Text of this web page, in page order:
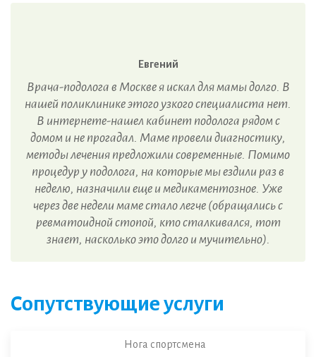
Евгений
Врача-подолога в Москве я искал для мамы долго. В
нашей поликлинике этого узкого специалиста нет.
В интернете-нашел кабинет подолога рядом с
домом и не прогадал. Маме провели диагностику,
методы лечения предложили современные. Помимо
процедур у подолога, на которые мы ездили раз в
неделю, назначили еще и медикаментозное. Уже
через две недели маме стало легче (обращались с
ревматоидной стопой, кто сталкивался, тот
знает, насколько это долго и мучительно).
Сопутствующие услуги
Нога спортсмена